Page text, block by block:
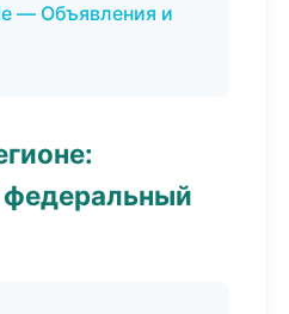
— Объявления и